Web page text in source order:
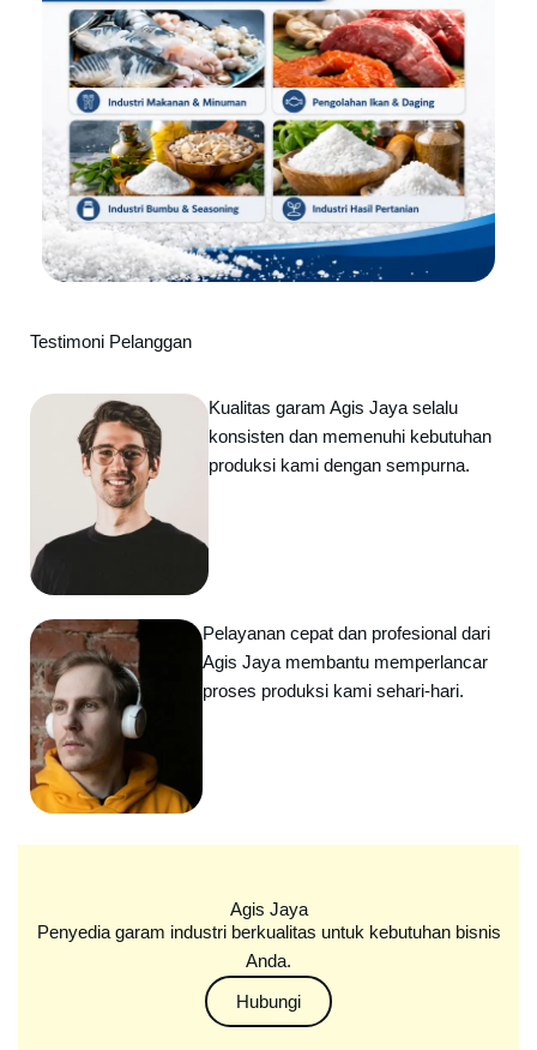
Testimoni Pelanggan
Kualitas garam Agis Jaya selalu
konsisten dan memenuhi kebutuhan
produksi kami dengan sempurna.
Pelayanan cepat dan profesional dari
Agis Jaya membantu memperlancar
proses produksi kami sehari-hari.
Agis Jaya
Penyedia garam industri berkualitas untuk kebutuhan bisnis
Anda.
Hubungi